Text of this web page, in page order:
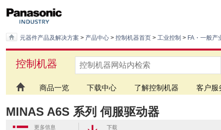
元器件产品及解决方案 > 产品中心 > 控制机器首页 > 工业控制 > FA・一般产
控制机器
商品一览 下载中心 了解控制机器 客户服
MINAS A6S 系列 伺服驱动器